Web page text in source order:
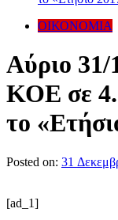
ΟΙΚΟΝΟΜΙΑ
Αύριο 31/
ΚΟΕ σε
το
Posted on: 31
[ad_1]